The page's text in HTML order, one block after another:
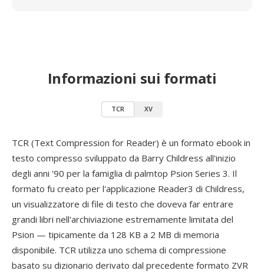
Informazioni sui formati
TCR XV
TCR (Text Compression for Reader) è un formato ebook in
testo compresso sviluppato da Barry Childress all'inizio
degli anni '90 per la famiglia di palmtop Psion Series 3. Il
formato fu creato per l'applicazione Reader3 di Childress,
un visualizzatore di file di testo che doveva far entrare
grandi libri nell'archiviazione estremamente limitata del
Psion — tipicamente da 128 KB a 2 MB di memoria
disponibile. TCR utilizza uno schema di compressione
basato su dizionario derivato dal precedente formato ZVR